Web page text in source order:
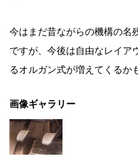
今はまだ昔ながらの機構の名
ですが、今後は自由なレイア
るオルガン式が増えてくるか
画像ギャラリー